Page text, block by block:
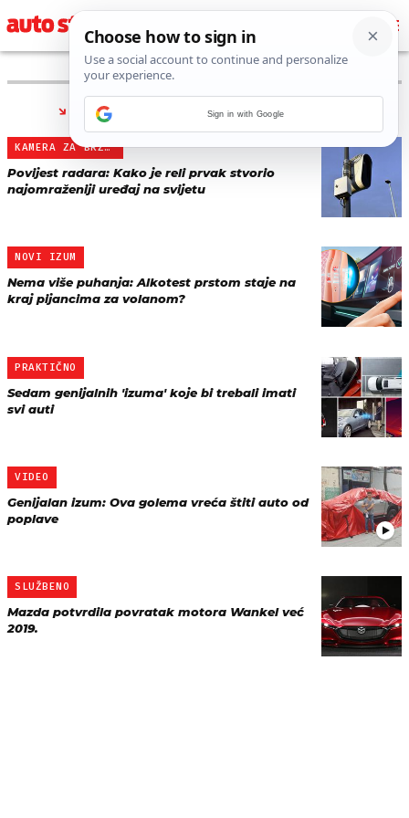
PRONAĐENO 5 REZULTATA ZA TAG “
KAMERA ZA BRZINU
Povijest radara: Kako je reli prvak stvorio
najomraženiji uređaj na svijetu
NOVI IZUM
Nema više puhanja: Alkotest prstom staje na
kraj pijancima za volanom?
PRAKTIČNO
Sedam genijalnih 'izuma' koje bi trebali imati
svi auti
VIDEO
Genijalan izum: Ova golema vreća štiti auto od
poplave
SLUŽBENO
Mazda potvrdila povratak motora Wankel već
2019.
Sign in with Google